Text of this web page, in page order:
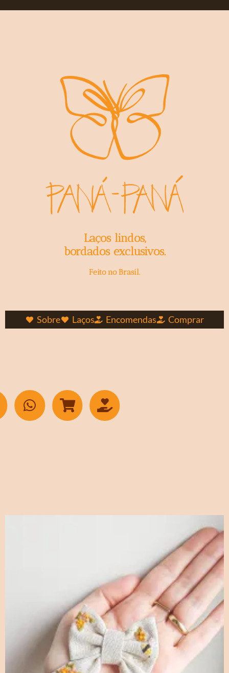
Laços lindos,
bordados exclusivos.
Feito no Brasil.
Sobre Laços Encomendas Comprar